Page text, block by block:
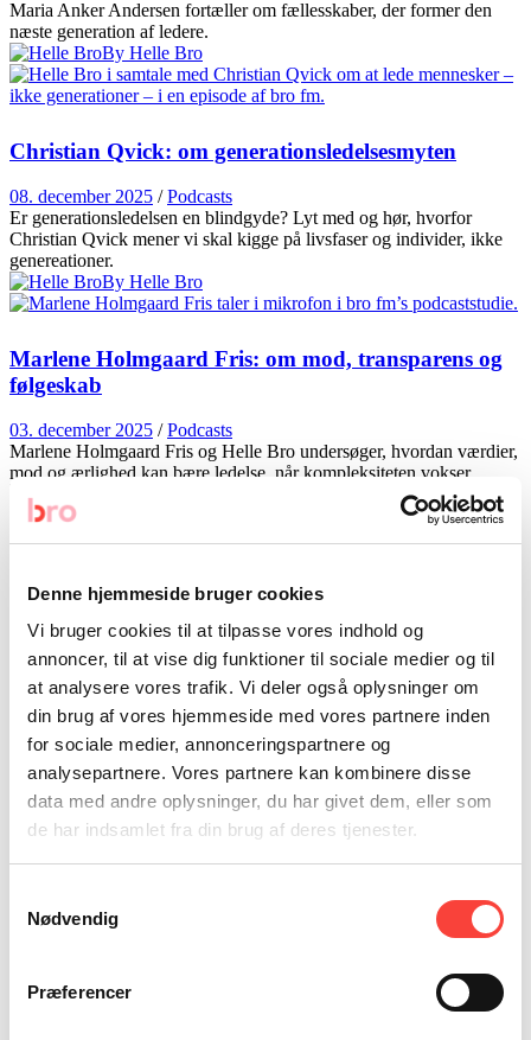
Denne hjemmeside bruger cookies
Vi bruger cookies til at tilpasse vores indhold og
annoncer, til at vise dig funktioner til sociale medier og til
at analysere vores trafik. Vi deler også oplysninger om
din brug af vores hjemmeside med vores partnere inden
for sociale medier, annonceringspartnere og
analysepartnere. Vores partnere kan kombinere disse
data med andre oplysninger, du har givet dem, eller som
de har indsamlet fra din brug af deres tjenester.
Nødvendig
Præferencer
Maria Anker Andersen fortæller om fællesskaber, der former den
næste generation af ledere.
By Helle Bro
Christian Qvick: om generationsledelsesmyten
08. december 2025 / Podcasts
Er generationsledelsen en blindgyde? Lyt med og hør, hvorfor
Christian Qvick mener vi skal kigge på livsfaser og individer, ikke
genereationer.
By Helle Bro
Marlene Holmgaard Fris: om mod, transparens og
følgeskab
03. december 2025 / Podcasts
Marlene Holmgaard Fris og Helle Bro undersøger, hvordan værdier,
mod og ærlighed kan bære ledelse, når kompleksiteten vokser.
Fie Hørby: Om relationel ledelse og betydningen af
kontakt
25. november 2025 / Podcasts
Gode relationer skaber mod og retning. Fie Hørby og Helle Bro
undersøger, hvordan kontakt og klare grænser kan bære ledelse i en
kompleks verden.
By Helle Bro
Karsten Lauritzen: om ledelse, tempo og selvindsigt
Karsten Lauritzen fortæller om skiftet fra politik til erhvervsliv — og
om en særlig indsigt, der ændrede måden, han leder på i dag.